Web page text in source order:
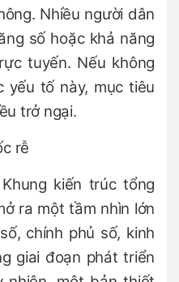
Nhiều người dân
số hoặc khả năng
tuyến. Nếu không
yếu tố này, mục tiêu
trở ngại.
rễ
kiến trúc tổng
ra một tầm nhìn lớn
chính phủ số, kinh
giai đoạn phát triển